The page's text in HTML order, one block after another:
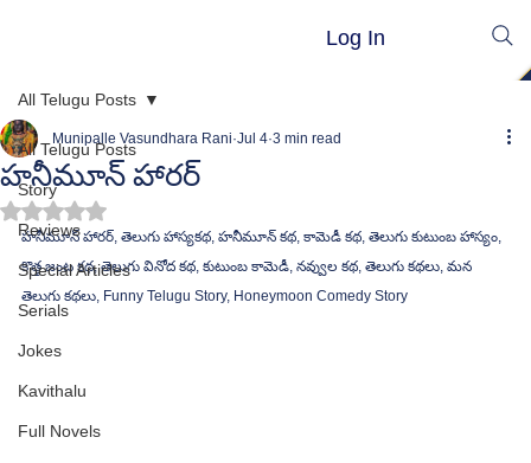
Log In
All Telugu Posts
Story
Reviews
Special Articles
Serials
Jokes
Kavithalu
Full Novels
All Telugu Posts
హనీమూన్ హారర్
Munipalle Vasundhara Rani Jul 4 3 min read
Rated NaN out of 5 stars.
హనీమూన్ హారర్, తెలుగు హాస్యకథ, హనీమూన్ కథ, కామెడీ కథ, తెలుగు కుటుంబ హాస్యం,
కొత్త జంట కథ, తెలుగు వినోద కథ, కుటుంబ కామెడీ, నవ్వుల కథ, తెలుగు కథలు, మన
తెలుగు కథలు, Funny Telugu Story, Honeymoon Comedy Story